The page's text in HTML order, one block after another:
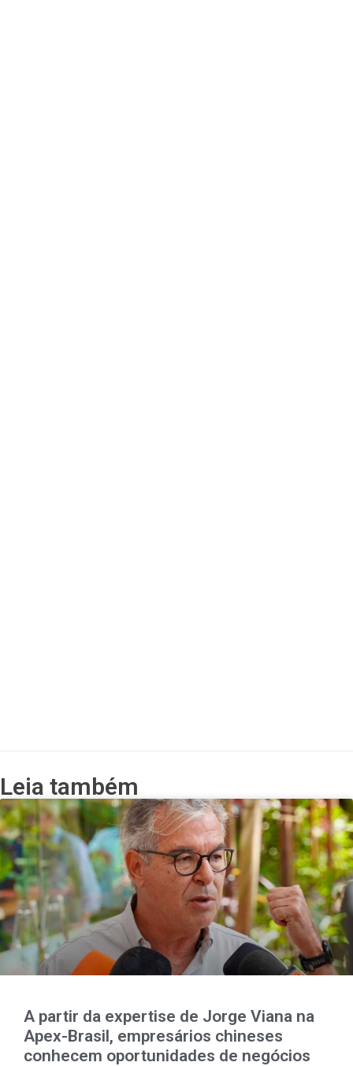
Leia também
A partir da expertise de Jorge Viana na
Apex-Brasil, empresários chineses
conhecem oportunidades de negócios